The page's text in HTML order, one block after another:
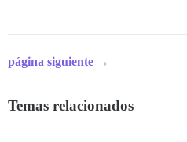
página siguiente →
Temas relacionados